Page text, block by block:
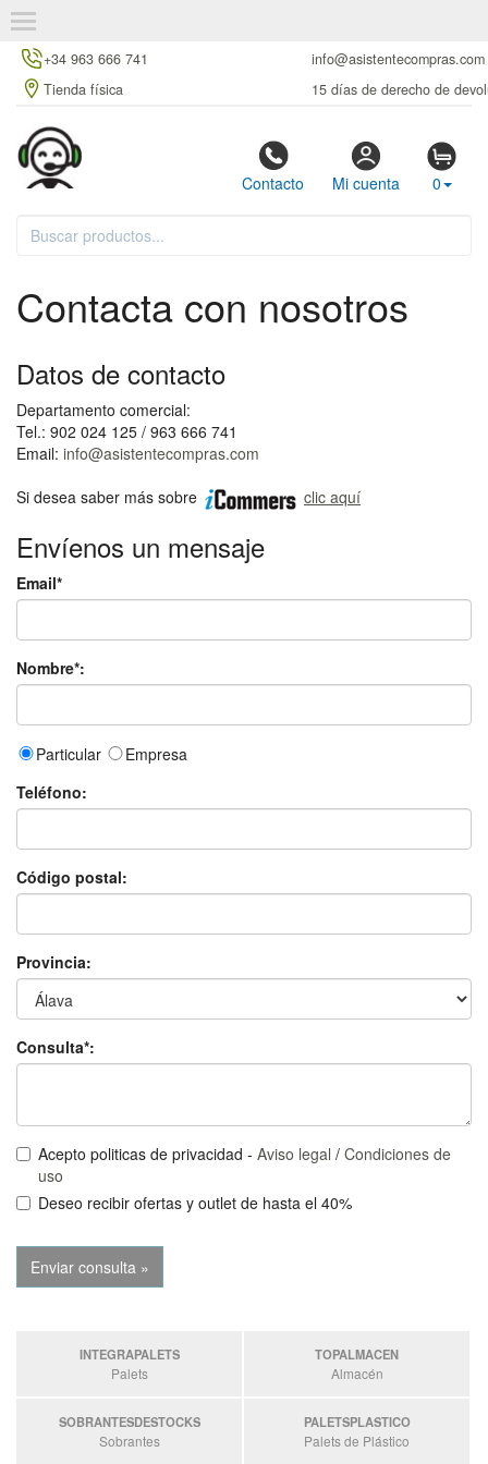
+34 963 666 741
info@asistentecompras.com
Tienda física
15 días de derecho de
Contacto Mi cuenta 0
Contacta con nosotros
Datos de contacto
Departamento comercial:
Tel.: 902 024 125 / 963 666 741
Email: info@asistentecompras.com
Si desea saber más sobre
clic aquí
Envíenos un mensaje
Email*
Nombre*:
Particular
Empresa
Teléfono:
Código postal:
Provincia:
Consulta*:
Acepto politicas de privacidad - Aviso legal / Condiciones de
uso
Deseo recibir ofertas y outlet de hasta el 40%
INTEGRAPALETS
Palets
TOPALMACEN
Almacén
SOBRANTESDESTOCKS
Sobrantes
PALETSPLASTICO
Palets de Plástico